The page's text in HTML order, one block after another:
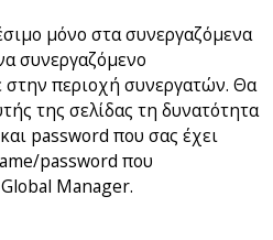
μόνο στα συνεργαζόμενα
συνεργαζόμενο
στην περιοχή συνεργατών. Θα
της σελίδας τη δυνατότητα
password που σας έχει
password που
Manager.